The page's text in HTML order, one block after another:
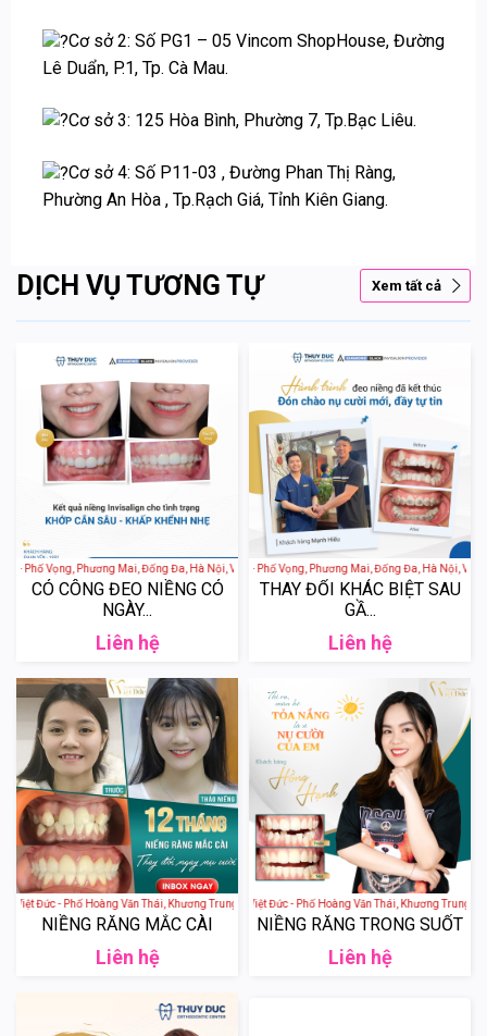
Cơ sở 2: Số PG1 – 05 Vincom ShopHouse, Đường
Lê Duẩn, P.1, Tp. Cà Mau.
Cơ sở 3: 125 Hòa Bình, Phường 7, Tp.Bạc Liêu.
Cơ sở 4: Số P11-03 , Đường Phan Thị Ràng,
Phường An Hòa , Tp.Rạch Giá, Tỉnh Kiên Giang.
DỊCH VỤ TƯƠNG TỰ Xem tất cả
- Phố Vọng, Phương Mai, Đống Đa, Hà Nội, Việt Nam
CÓ CÔNG ĐEO NIỀNG CÓ
NGÀY...
Liên hệ
Nha khoa Thúy Đức - Phố Vọng, Phương Mai, Đống Đa, Hà Nội, Việt
THAY ĐỔI KHÁC BIỆT SAU
GẦ...
Liên hệ
Việt Đức - Phố Hoàng Văn Thái, Khương Trung, Thanh Xuân, Hà Nội, Việt Nam
NIỀNG RĂNG MẮC CÀI
Liên hệ
Nha khoa thẩm mỹ Việt Đức - Phố Hoàng Văn Thái, Khương Trung,
NIỀNG RĂNG TRONG SUỐT
Liên hệ